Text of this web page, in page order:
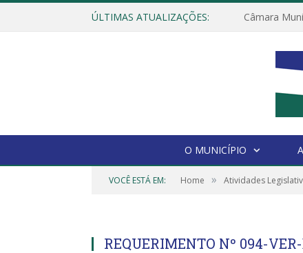
ÚLTIMAS ATUALIZAÇÕES:
O MUNICÍPIO
VOCÊ ESTÁ EM: Home » Atividades
REQUERIMENTO Nº 094-